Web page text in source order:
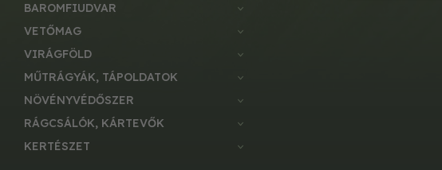
BAROMFIUDVAR
VETŐMAG
VIRÁGFÖLD
MŰTRÁGYÁK, TÁPOLDATOK
NÖVÉNYVÉDŐSZER
RÁGCSÁLÓK, KÁRTEVŐK
KERTÉSZET